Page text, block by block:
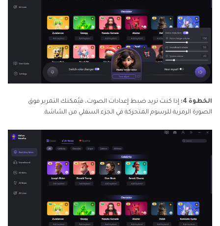
الخطوة 4:
إذا كنت تريد ضبط إعدادات الصوت، فيُمكنك التمرير فوق
الصورة الرمزية للرسوم المتحركة في الجزء السفلي من الشاشة.